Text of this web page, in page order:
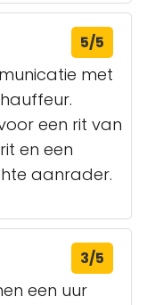
5/5
met
een rit van
en een
aanrader.
3/5
een uur